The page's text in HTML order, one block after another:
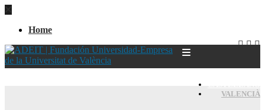
Home
VALENCIÀ